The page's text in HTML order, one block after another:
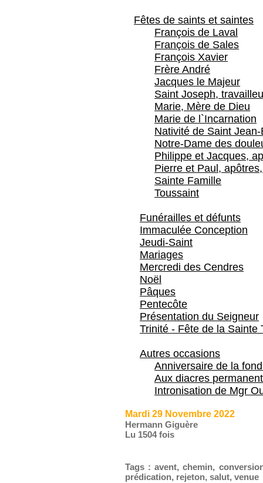
Fêtes de saints et saintes
François de Laval
François de Sales
François Xavier
Frère André
Jacques le Majeur
Saint Joseph,
Marie, Mère de Dieu
Marie de l`Incarnation
Nativité de Saint
Notre-Dame des
Philippe et Jacques,
Pierre et Paul,
Sainte Famille
Toussaint
Funérailles et défunts
Immaculée Conception
Jeudi-Saint
Mariages
Mercredi des Cendres
Noël
Pâques
Pentecôte
Présentation du Seigneur
Trinité - Fête de la Sainte
Autres occasions
Anniversaire de la
Aux diacres
Intronisation de Mgr
Mardi 29 Novembre 2022
Hermann Giguère
Lu 1504 fois
Tags :avent,chemin,
prédication, rejeton,salut,venue